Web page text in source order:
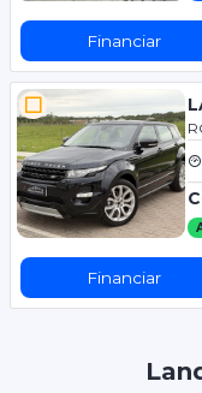
Financiar
Financiar